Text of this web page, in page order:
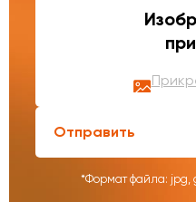
Отправить
*Формат файла: